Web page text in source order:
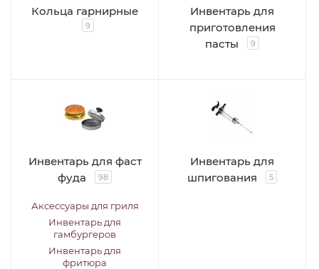
Кольца гарнирные
9
Инвентарь для
приготовления
пасты
9
Инвентарь для фаст
фуда
98
Аксессуары для гриля
Инвентарь для
гамбургеров
Инвентарь для
фритюра
Инвентарь для
шпигования
5